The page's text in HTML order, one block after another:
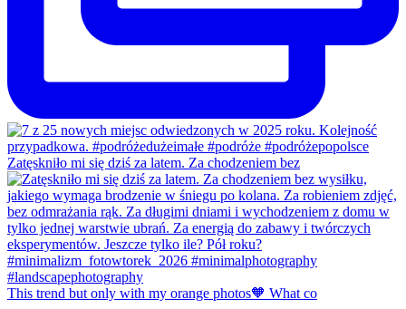
Zatęskniło mi się dziś za latem. Za chodzeniem bez
This trend but only with my orange photos🧡 What co